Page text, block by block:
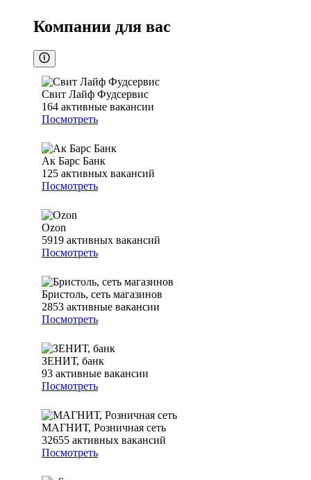
Компании для вас
Свит Лайф Фудсервис
164 активные вакансии
Посмотреть
Ак Барс Банк
125 активных вакансий
Посмотреть
Ozon
5919 активных вакансий
Посмотреть
Бристоль, сеть магазинов
2853 активные вакансии
Посмотреть
ЗЕНИТ, банк
93 активные вакансии
Посмотреть
МАГНИТ, Розничная сеть
32655 активных вакансий
Посмотреть